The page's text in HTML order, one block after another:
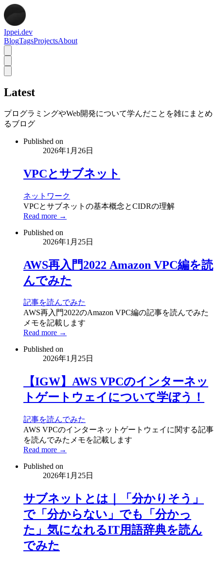
Ippei.dev
BlogTagsProjectsAbout
Latest
プログラミングやWeb開発について学んだことを雑にまとめ
るブログ
Published on
2026年1月26日
VPCとサブネット
ネットワーク
VPCとサブネットの基本概念とCIDRの理解
Read more →
Published on
2026年1月25日
AWS再入門2022 Amazon VPC編を読
んでみた
記事を読んでみた
AWS再入門2022のAmazon VPC編の記事を読んでみた
メモを記載します
Read more →
Published on
2026年1月25日
【IGW】AWS VPCのインターネッ
トゲートウェイについて学ぼう！
記事を読んでみた
AWS VPCのインターネットゲートウェイに関する記事
を読んでみたメモを記載します
Read more →
Published on
2026年1月25日
サブネットとは｜「分かりそう」
で「分からない」でも「分かっ
た」気になれるIT用語辞典を読ん
でみた